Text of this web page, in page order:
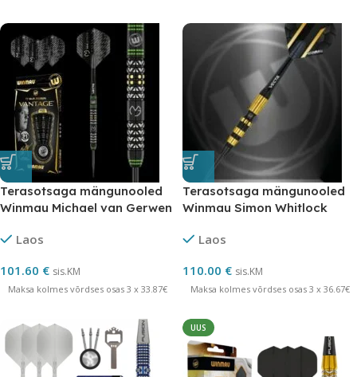
Terasotsaga mängunooled
Winmau Michael van Gerwen
Laos
101.60 € sis.KM
Maksa kolmes võrdses osas 3 x 33.87€
Terasotsaga mängunooled
Winmau Simon Whitlock
grammi
Laos
110.00 € sis.KM
Maksa kolmes võrdses osas 3 x 36.67€
UUS